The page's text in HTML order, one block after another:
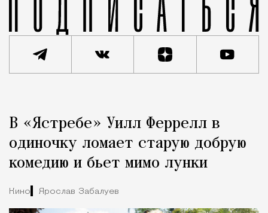
Город
В «Ястребе» Уилл Феррелл в
одиночку ломает старую добрую
комедию и бьет мимо лунки
Кино Ярослав Забалуев